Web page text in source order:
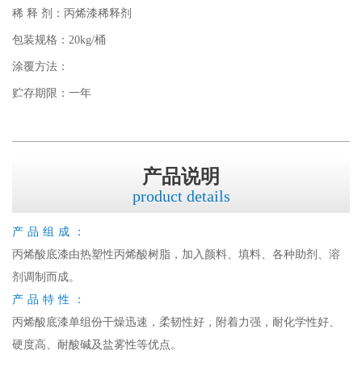
稀 释 剂：丙烯漆稀释剂
包装规格：20kg/桶
涂覆方法：
贮存期限：一年
产品说明
product details
产品组成：
丙烯酸底漆由热塑性丙烯酸树脂，加入颜料、填料、各种助剂、溶
剂调制而成。
产品特性：
丙烯酸底漆单组份干燥迅速，柔韧性好，附着力强，耐化学性好、
硬度高、耐酸碱及盐雾性等优点。